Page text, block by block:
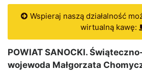
Wspieraj naszą działalność
wirtualną kawę:
POWIAT SANOCKI.
wojewoda Małgorzata